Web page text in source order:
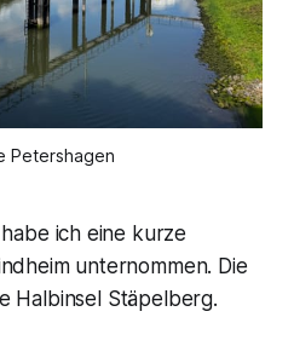
Petershagen
ich eine kurze
unternommen. Die
Halbinsel Stäpelberg.